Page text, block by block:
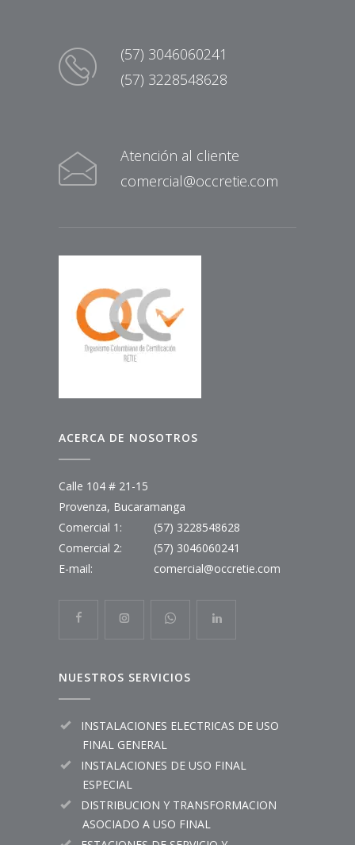
(57) 3046060241
(57) 3228548628
Atención al cliente
comercial@occretie.com
ACERCA DE NOSOTROS
Calle 104 # 21-15
Provenza, Bucaramanga
Comercial 1:
(57) 3228548628
Comercial 2:
(57) 3046060241
E-mail:
comercial@occretie.com
NUESTROS SERVICIOS
INSTALACIONES ELECTRICAS DE USO
FINAL GENERAL
INSTALACIONES DE USO FINAL
ESPECIAL
DISTRIBUCION Y TRANSFORMACION
ASOCIADO A USO FINAL